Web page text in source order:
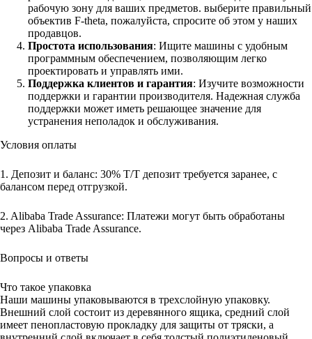
рабочую зону для ваших предметов. выберите правильный
объектив F-theta, пожалуйста, спросите об этом у наших
продавцов.
Простота использования: Ищите машины с удобным
программным обеспечением, позволяющим легко
проектировать и управлять ими.
Поддержка клиентов и гарантия: Изучите возможности
поддержки и гарантии производителя. Надежная служба
поддержки может иметь решающее значение для
устранения неполадок и обслуживания.
Условия оплаты
1. Депозит и баланс: 30% T/T депозит требуется заранее, с
балансом перед отгрузкой.
2. Alibaba Trade Assurance: Платежи могут быть обработаны
через Alibaba Trade Assurance.
Вопросы и ответы
Что такое упаковка
Наши машины упаковываются в трехслойную упаковку.
Внешний слой состоит из деревянного ящика, средний слой
имеет пенопластовую прокладку для защиты от тряски, а